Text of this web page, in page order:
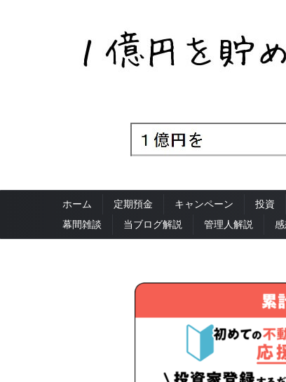
ホーム 定期預金 キャンペーン 投資
幕間雑談
当ブログ解説 管理人解説